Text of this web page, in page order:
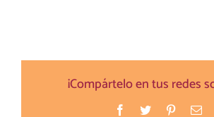
¡Compártelo en tus redes
Facebook
Twitter Pinterest